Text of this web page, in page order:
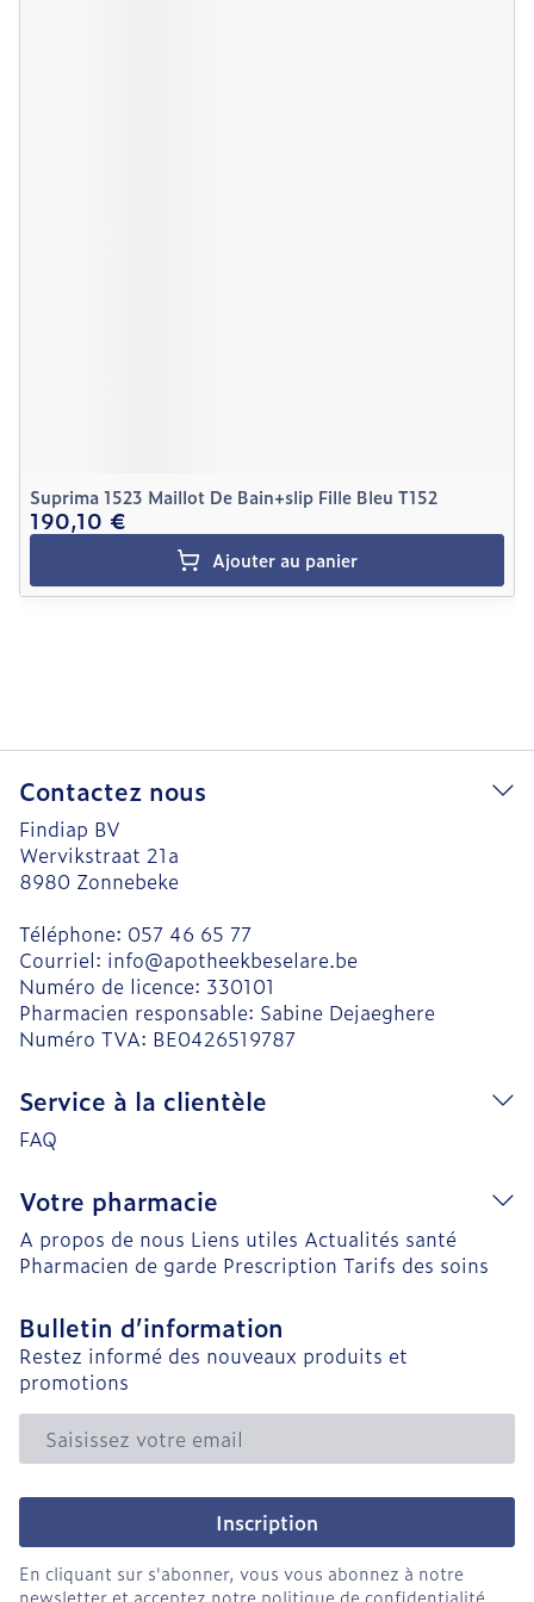
Suprima 1523 Maillot De Bain+slip Fille Bleu T152
190,10 €
Ajouter au panier
Contactez nous
Findiap BV
Wervikstraat 21a
8980 Zonnebeke
Téléphone: 057 46 65 77
Courriel: info@apotheekbeselare.be
Numéro de licence: 330101
Pharmacien responsable: Sabine Dejaeghere
Numéro TVA: BE0426519787
Service à la clientèle
FAQ
Votre pharmacie
A propos de nous Liens utiles Actualités santé
Pharmacien de garde Prescription Tarifs des soins
Bulletin d’information
Restez informé des nouveaux produits et
promotions
Adresse mail
Inscription
En cliquant sur s'abonner, vous vous abonnez à notre
newsletter et acceptez notre politique de confidentialité